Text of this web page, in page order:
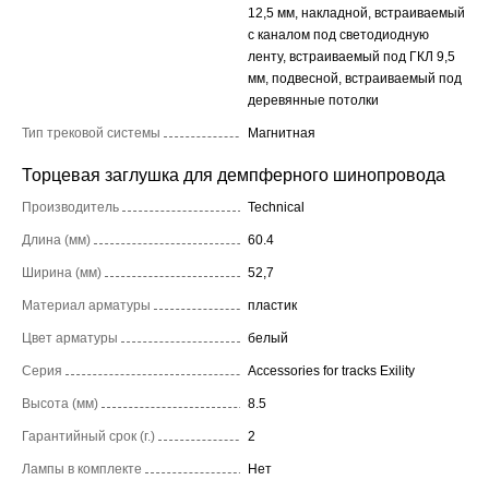
12,5 мм, накладной, встраиваемый
с каналом под светодиодную
ленту, встраиваемый под ГКЛ 9,5
мм, подвесной, встраиваемый под
деревянные потолки
Тип трековой системы Магнитная
Торцевая заглушка для демпферного шинопровода
Производитель Technical
Длина (мм) 60.4
Ширина (мм) 52,7
Материал арматуры пластик
Цвет арматуры белый
Серия Accessories for tracks Exility
Высота (мм) 8.5
Гарантийный срок (г.) 2
Лампы в комплекте Нет